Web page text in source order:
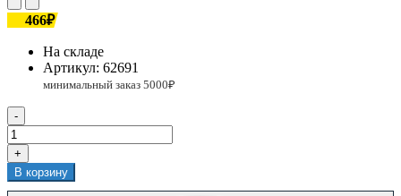
466₽
На складе
Артикул: 62691
-
+
В корзину